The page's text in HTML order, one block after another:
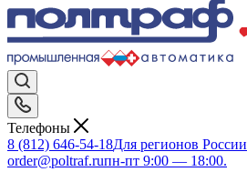
Телефоны
8 (812) 646-54-18Для регионов России
order@poltraf.ruпн-пт 9:00 — 18:00.